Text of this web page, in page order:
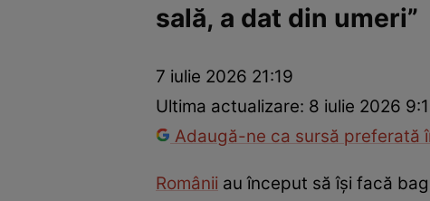
sală, a dat din umeri”
7 iulie 2026 21:19
Ultima actualizare: 8 iulie 2026
Adaugă-ne ca sursă preferată
Românii au început să își facă